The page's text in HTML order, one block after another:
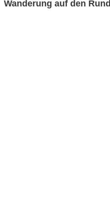
Wanderung auf den